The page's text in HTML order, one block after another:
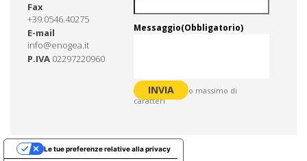
Fax
+39.0546.40275
E-mail
info@enogea.it
P.IVA 02297220960
Messaggio(Obbligatorio)
0 di 600 numero massimo di
caratteri
Le tue preferenze relative alla privacy